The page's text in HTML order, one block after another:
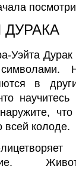
Уэйта Дурак
в
научитесь
что
всей колоде.